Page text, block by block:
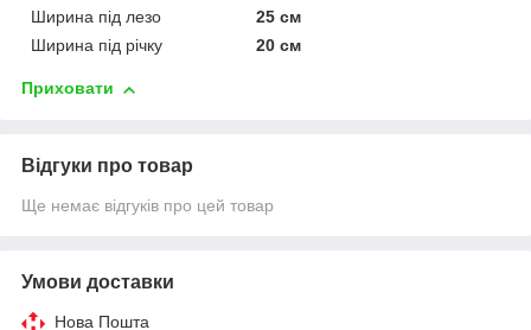
Ширина під лезо
25 см
Ширина під річку
20 см
Приховати
Відгуки про товар
Ще немає відгуків про цей товар
Умови доставки
Нова Пошта